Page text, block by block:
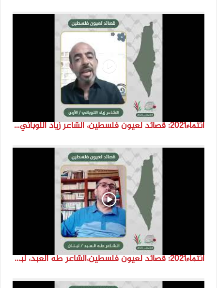
انتماء2021: قصائد لعيون فلسطين، الشاعر زياد اللوباني، الاردن
انتماء2021: قصائد لعيون فلسطين،الشاعر طه العبد، لبنان